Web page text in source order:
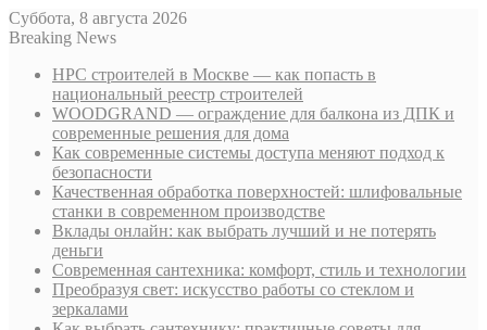
Суббота, 8 августа 2026
Breaking News
НРС строителей в Москве — как попасть в
национальный реестр строителей
WOODGRAND — ограждение для балкона из ДПК и
современные решения для дома
Как современные системы доступа меняют подход к
безопасности
Качественная обработка поверхностей: шлифовальные
станки в современном производстве
Вклады онлайн: как выбрать лучший и не потерять
деньги
Современная сантехника: комфорт, стиль и технологии
Преобразуя свет: искусство работы со стеклом и
зеркалами